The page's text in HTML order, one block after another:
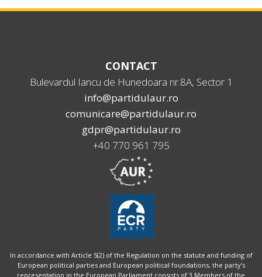
CONTACT
Bulevardul Iancu de Hunedoara nr.8A, Sector 1
info@partidulaur.ro
comunicare@partidulaur.ro
gdpr@partidulaur.ro
+40 770 961 795
In accordance with Article 5(2) of the Regulation on the statute and funding of
European political parties and European political foundations, the party’s
representation in the European Parliament consists of 3 Members of the